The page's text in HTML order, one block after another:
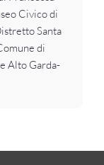
Civico di
Santa
di
Alto Garda-